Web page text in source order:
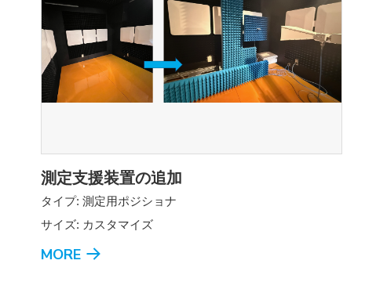
測定支援装置の追加
タイプ: 測定用ポジショナ
サイズ: カスタマイズ
MORE